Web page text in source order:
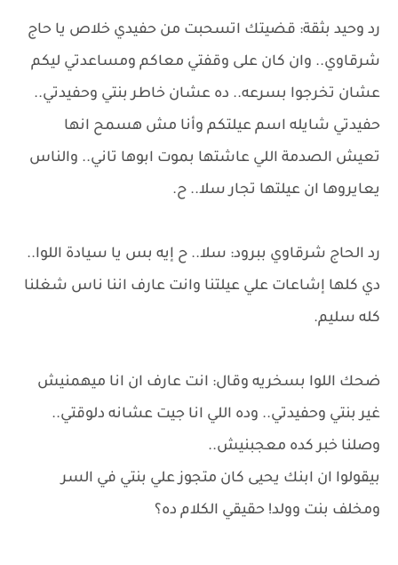
رد وحيد بثقة: قضيتك اتسحبت من حفيدي خلاص يا حاج
شرقاوي.. وان كان على وقفتي معاكم ومساعدتي ليكم
عشان تخرجوا بسرعه.. ده عشان خاطر بنتي وحفيدتي..
حفيدتي شايله اسم عيلتكم وأنا مش هسمح انها
تعيش الصدمة اللي عاشتها بموت ابوها تاني.. والناس
يعايروها ان عيلتها تجار سلا.. ح.
رد الحاج شرقاوي ببرود: سلا.. ح إيه بس يا سيادة اللوا..
دي كلها إشاعات علي عيلتنا وانت عارف اننا ناس شغلنا
كله سليم.
ضحك اللوا بسخريه وقال: انت عارف ان انا ميهمنيش
غير بنتي وحفيدتي.. وده اللي انا جيت عشانه دلوقتي..
وصلنا خبر كده معجبنيش..
بيقولوا ان ابنك يحيى كان متجوز علي بنتي في السر
ومخلف بنت وولد! حقيقي الكلام ده؟